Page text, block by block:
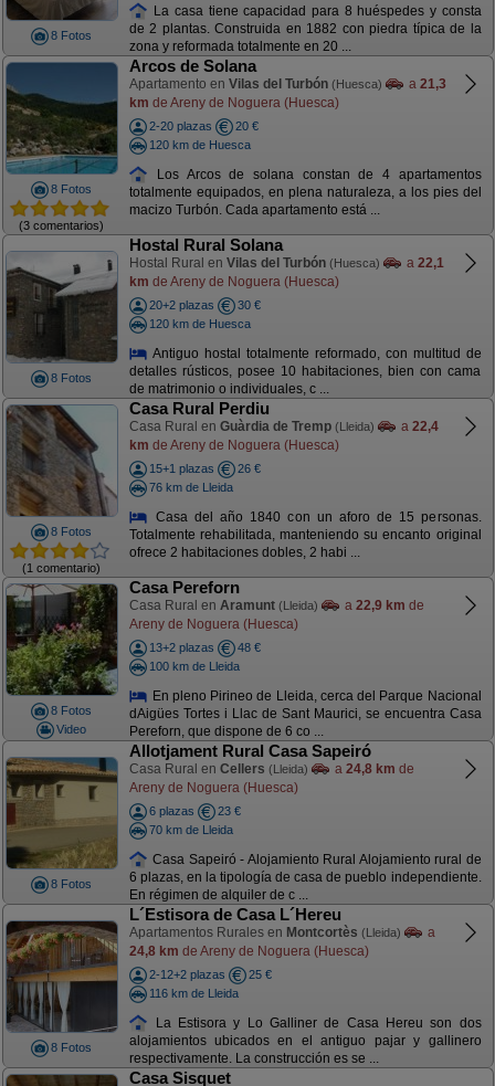
8 Fotos
La casa tiene capacidad para 8 huéspedes y consta
de 2 plantas. Construida en 1882 con piedra típica de la
zona y reformada totalmente en 20 ...
8 Fotos
(3 comentarios)
Arcos de Solana
Apartamento en Vilas del Turbón (Huesca) a 21,3
km de Areny de Noguera (Huesca)
2-20 plazas
20 €
120 km de Huesca
Los Arcos de solana constan de 4 apartamentos
totalmente equipados, en plena naturaleza, a los pies del
macizo Turbón. Cada apartamento está ...
8 Fotos
Hostal Rural Solana
Hostal Rural en Vilas del Turbón (Huesca) a 22,1
km de Areny de Noguera (Huesca)
20+2 plazas
30 €
120 km de Huesca
Antiguo hostal totalmente reformado, con multitud de
detalles rústicos, posee 10 habitaciones, bien con cama
de matrimonio o individuales, c ...
8 Fotos
(1 comentario)
Casa Rural Perdiu
Casa Rural en Guàrdia de Tremp (Lleida) a 22,4
km de Areny de Noguera (Huesca)
15+1 plazas
26 €
76 km de Lleida
Casa del año 1840 con un aforo de 15 personas.
Totalmente rehabilitada, manteniendo su encanto original
ofrece 2 habitaciones dobles, 2 habi ...
8 Fotos
Video
Casa Pereforn
Casa Rural en Aramunt (Lleida) a 22,9 km de
Areny de Noguera (Huesca)
13+2 plazas
48 €
100 km de Lleida
En pleno Pirineo de Lleida, cerca del Parque Nacional
dAigües Tortes i Llac de Sant Maurici, se encuentra Casa
Pereforn, que dispone de 6 co ...
8 Fotos
Allotjament Rural Casa Sapeiró
Casa Rural en Cellers (Lleida) a 24,8 km de
Areny de Noguera (Huesca)
6 plazas
23 €
70 km de Lleida
Casa Sapeiró - Alojamiento Rural Alojamiento rural de
6 plazas, en la tipología de casa de pueblo independiente.
En régimen de alquiler de c ...
8 Fotos
L´Estisora de Casa L´Hereu
Apartamentos Rurales en Montcortès (Lleida)
a
24,8 km de Areny de Noguera (Huesca)
2-12+2 plazas
25 €
116 km de Lleida
La Estisora y Lo Galliner de Casa Hereu son dos
alojamientos ubicados en el antiguo pajar y gallinero
respectivamente. La construcción es se ...
Casa Sisquet